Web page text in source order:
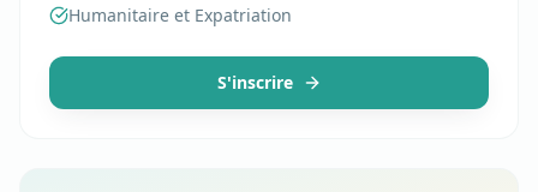
Humanitaire et Expatriation
S'inscrire